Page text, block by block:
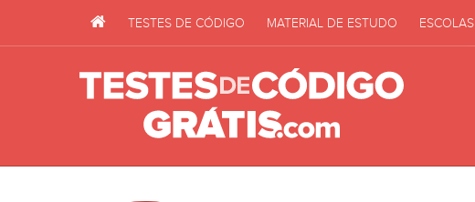
TESTES DE CÓDIGO MATERIAL DE ESTUDO ESCOLAS